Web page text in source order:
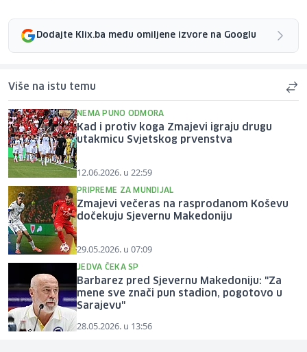
Dodajte Klix.ba među omiljene izvore na Googlu
Više na istu temu
NEMA PUNO ODMORA
Kad i protiv koga Zmajevi igraju drugu
utakmicu Svjetskog prvenstva
12.06.2026. u 22:59
PRIPREME ZA MUNDIJAL
Zmajevi večeras na rasprodanom Koševu
dočekuju Sjevernu Makedoniju
29.05.2026. u 07:09
JEDVA ČEKA SP
Barbarez pred Sjevernu Makedoniju: "Za
mene sve znači pun stadion, pogotovo u
Sarajevu"
28.05.2026. u 13:56